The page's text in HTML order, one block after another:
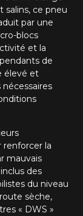
salins, ce pneu
par une
blocs
et la
de
élevé et
renforcer la
mauvais
des
du niveau
sèche,
« DWS »